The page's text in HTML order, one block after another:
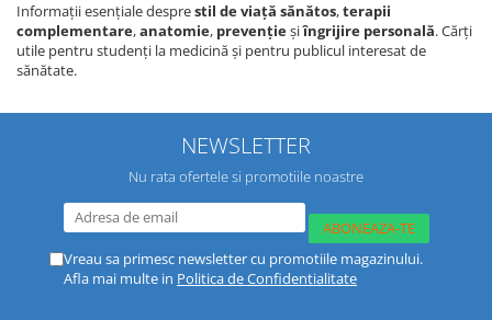
Informații esențiale desprestil de viață sănătos,terapii
complementare,anatomie, prevențieșiîngrijire personală. Cărți
utile pentru studenți la medicină și pentru publicul interesat de
sănătate.
NEWSLETTER
Nu rata ofertele si promotiile noastre
Vreau sa primesc newsletter cu promotiile magazinului.
Afla mai multe in Politica de Confidentialitate